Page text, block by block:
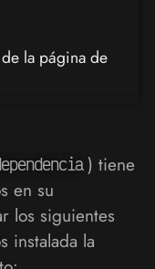
la página de
) tiene
en su
los siguientes
instalada la